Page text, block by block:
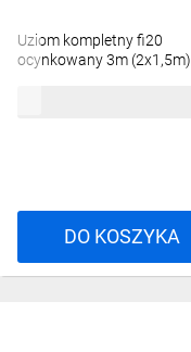
Uziom kompletny fi20
ocynkowany 3m (2x1,5m)
DO KOSZYKA